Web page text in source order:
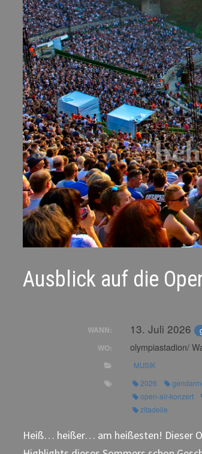
Ausblick auf die
WANN: 13. Juli 2026
WO: olympiastadion/
MUSIK
2026
open-air-konzert
zitadelle
Heiß… heißer… am heißesten! Dieser